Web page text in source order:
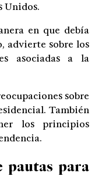
Unidos.
en que debía
advierte sobre los
asociadas a la
sobre
También
los principios
pautas para